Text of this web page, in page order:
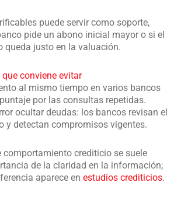
puede servir como soporte,
pide un abono inicial mayor o si el
queda justo en la valuación.
que conviene evitar
al mismo tiempo en varios bancos
por las consultas repetidas.
ocultar deudas: los bancos revisan el
y detectan compromisos vigentes.
comportamiento crediticio se suele
de la claridad en la información;
aparece en estudios crediticios.